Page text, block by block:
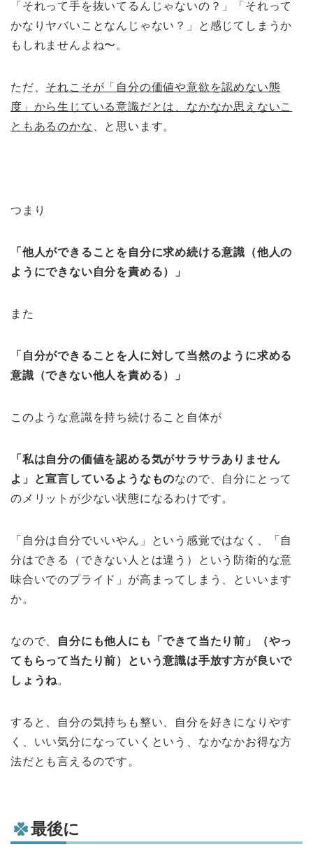
「それって手を抜いてるんじゃないの？」「それって
かなりヤバいことなんじゃない？」と感じてしまうか
もしれませんよね〜。
ただ、 それこそが「自分の価値や意欲を認めない態
度」から生じている意識だとは、なかなか思えないこ
ともあるのかな 、と思います。
つまり
「他人ができることを自分に求め続ける意識（他人の
ようにできない自分を責める）」
また
「自分ができることを人に対して当然のように求める
意識（できない他人を責める）」
このような意識を持ち続けること自体が
「私は自分の価値を認める気がサラサラありません
よ」
と宣言しているようなものなので、自分にとって
のメリットが少ない状態になるわけです。
「自分は自分でいいやん」という感覚ではなく、「自
分はできる（できない人とは違う）という防衛的な意
味合いでのプライド」が高まってしまう、といいます
か。
なので、
自分にも他人にも「できて当たり前」（やっ
てもらって当たり前）という意識は手放す方が良いで
しょうね。
すると、自分の気持ちも整い、自分を好きになりやす
く、いい気分になっていくという、なかなかお得な方
法だとも言えるのです。
最後に